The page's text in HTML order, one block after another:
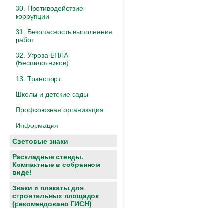
30. Противодействие
коррупции
31. Безопасность выполнения
работ
32. Угроза БПЛА
(Беспилотников)
13. Транспорт
Школы и детские сады
Профсоюзная организация
Информация
Световые знаки
Раскладные стенды.
Компактные в собранном
виде!
Знаки и плакаты для
строительных площадок
(рекомендовано ГИСН)